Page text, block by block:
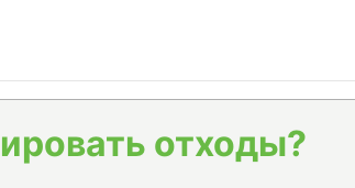
отходы?